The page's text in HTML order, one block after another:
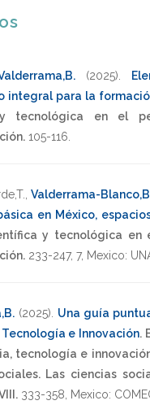
(2025)
integral para la
tecnológica en el
105-116
Valderrama-
en México,
y tecnológica en
233-247, 7, Mexico:
(2025)
Una guía
Tecnología e Innovación.
tecnología e
Las ciencias
333-358 Mexico: